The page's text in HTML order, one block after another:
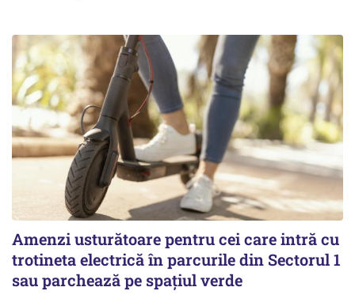
Amenzi usturătoare pentru cei care intră cu
trotineta electrică în parcurile din Sectorul 1
sau parchează pe spațiul verde